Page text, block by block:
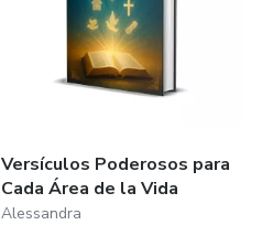
Versículos Poderosos para
Cada Área de la Vida
Alessandra